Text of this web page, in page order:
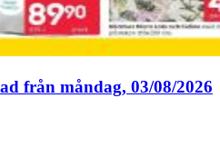
från måndag, 03/08/2026